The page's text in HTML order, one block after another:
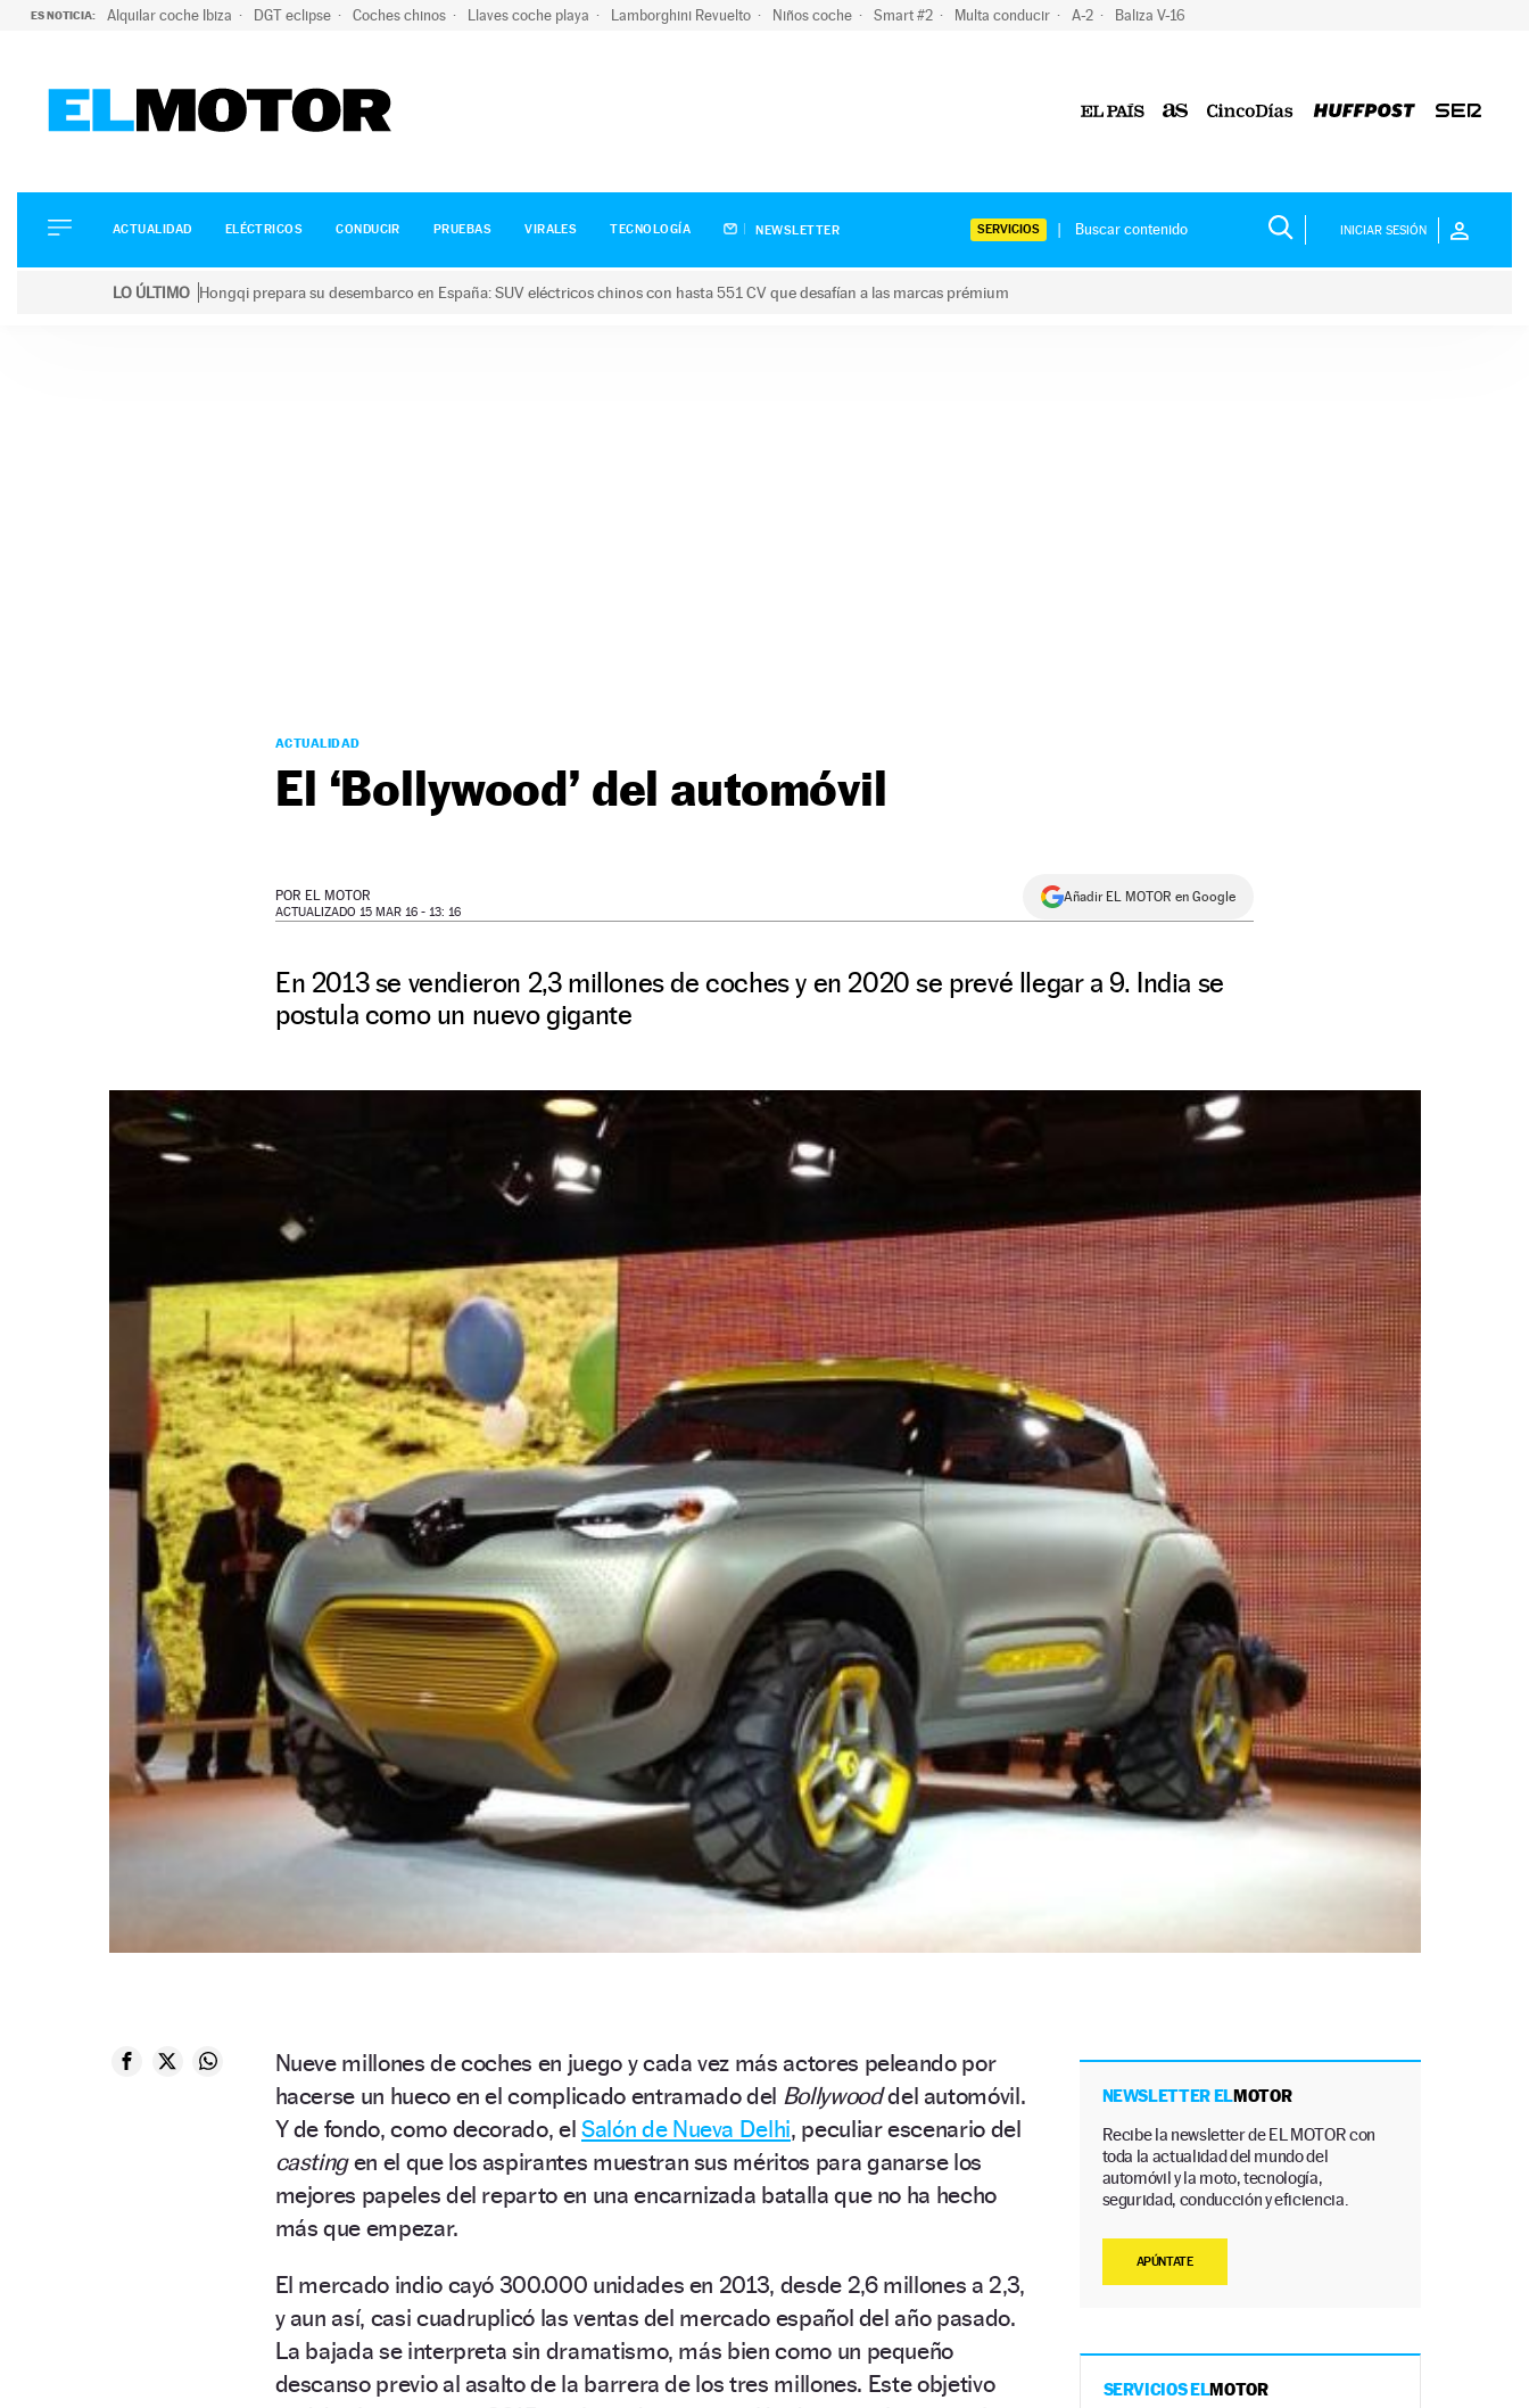
ES NOTICIA: Alquilar coche Ibiza DGT eclipse Coches chinos Llaves coche playa Lamborghini Revuelto Niños coche Smart #2 Multa conducir A-2 Baliza V-16
ELÉCTRICOS
CONDUCIR
ACTUALIDAD ELÉCTRICOS CONDUCIR PRUEBAS VIRALES TECNOLOGÍA NEWSLETTER SERVICIOS INICIAR SESIÓN
LO ÚLTIMO Hongqi prepara su desembarco en España: SUV eléctricos chinos con hasta 551 CV que desafían a las marcas prémium
ACTUALIDAD
El ‘Bollywood’ del automóvil
POR EL MOTOR
ACTUALIZADO 15 MAR 16 - 13: 16
Añadir EL MOTOR en Google
En 2013 se vendieron 2,3 millones de coches y en 2020 se prevé llegar a 9. India se
postula como un nuevo gigante
Nueve millones de coches en juego y cada vez más actores peleando por
hacerse un hueco en el complicado entramado del Bollywooddel automóvil.
Y de fondo, como decorado, el Salón de Nueva Delhi, peculiar escenario del
castingen el que los aspirantes muestran sus méritos para ganarse los
mejores papeles del reparto en una encarnizada batalla que no ha hecho
más que empezar.
El mercado indio cayó 300.000 unidades en 2013, desde 2,6 millones a 2,3,
y aun así, casi cuadruplicó las ventas del mercado español del año pasado.
La bajada se interpreta sin dramatismo, más bien como un pequeño
descanso previo al asalto de la barrera de los tres millones. Este objetivo
NEWSLETTER ELMOTOR
Recibe la newsletter de EL MOTOR con
toda la actualidad del mundo del
automóvil y la moto, tecnología,
seguridad, conducción y eficiencia.
APÚNTATE
SERVICIOS ELMOTOR